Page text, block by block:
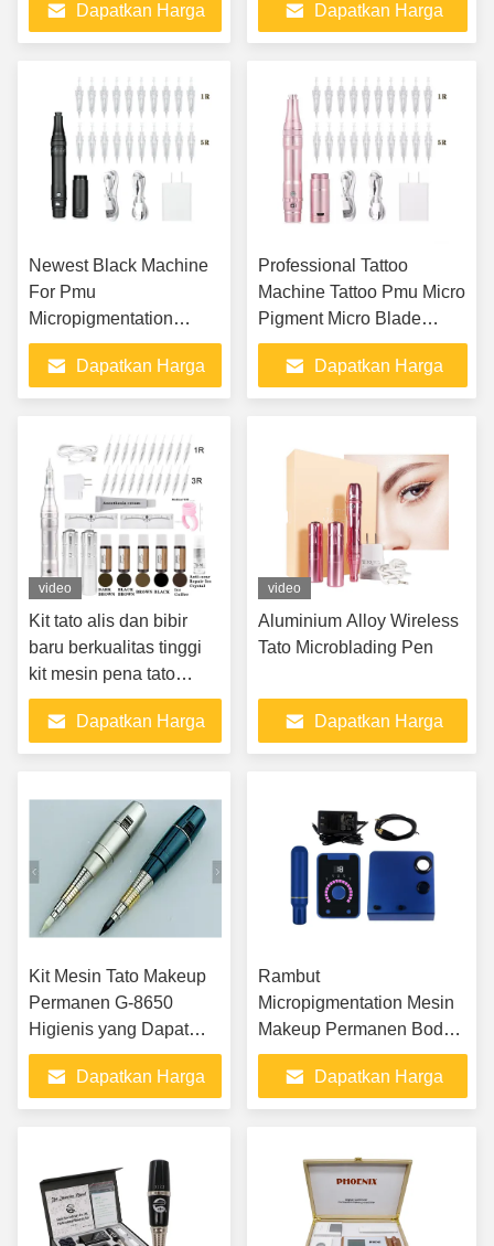
Dapatkan Harga
pen for eyebrow Lip
makeup
Dapatkan Harga
Newest Black Machine
For Pmu
Micropigmentation
Microblade Machine
Wireless Tattoo Machine
Permanent Makeup
Dapatkan Harga
Professional Tattoo
Machine Tattoo Pmu Micro
Pigment Micro Blade
Machine Wireless Tattoo
Machine Permanent
Makeup
Dapatkan Harga
video
Kit tato alis dan bibir
baru berkualitas tinggi
kit mesin pena tato
profesional dengan
jarum kartrid alat make-
up permanen cocok
Dapatkan Harga
video
Aluminium Alloy Wireless
Tato Microblading Pen
Dapatkan Harga
Kit Mesin Tato Makeup
Permanen G-8650
Higienis yang Dapat
Dilepas
Dapatkan Harga
Rambut
Micropigmentation Mesin
Makeup Permanen Body
Art Kosmetik Senjata Tato
Dapatkan Harga